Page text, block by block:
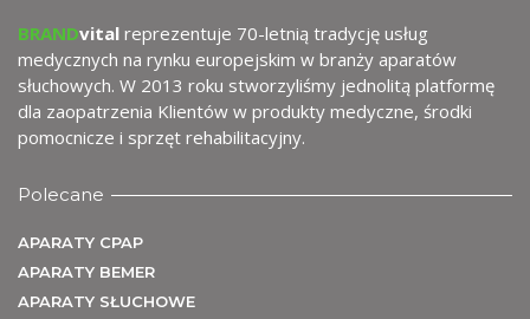
BRANDvital reprezentuje 70-letnią tradycję usług
medycznych na rynku europejskim w branży aparatów
słuchowych. W 2013 roku stworzyliśmy jednolitą platformę
dla zaopatrzenia Klientów w produkty medyczne, środki
pomocnicze i sprzęt rehabilitacyjny.
Polecane
APARATY CPAP
APARATY BEMER
APARATY SŁUCHOWE